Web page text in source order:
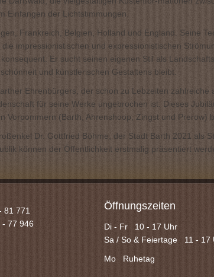
Einfangen der Lichtstimmungen.
Frankreich, Belgien, Holland und England. Seine
impressionistischen und expressionistischen
Er sucht seinen eigenen Stil als
und künstlerischen Gestaltens bleibt.
Ehrenbürgers, der schon zu Lebzeiten zahlreiche
für seine Werke ungebrochen ist. Dieses
(Barth, Ahrenshoop, Zingst und Prerow)
Dr. Gottfried Böhme, der Stadt Barth 2021 als
können der Öffentlichkeit erstmalig präsentiert
81 771
- 77 946
Öffnungszeiten
Di - Fr 10 - 17 Uhr
Sa / So & Feiertage 11 - 17
Mo Ruhetag